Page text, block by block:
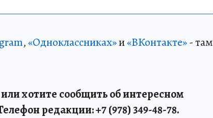
,«Одноклассниках»и«ВКонтакте»- там
хотите сообщить об интересном
редакции: +7 (978) 349-48-78.